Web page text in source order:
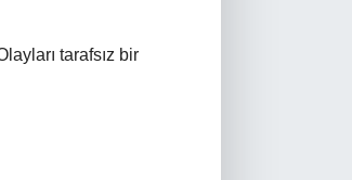
tarafsız bir